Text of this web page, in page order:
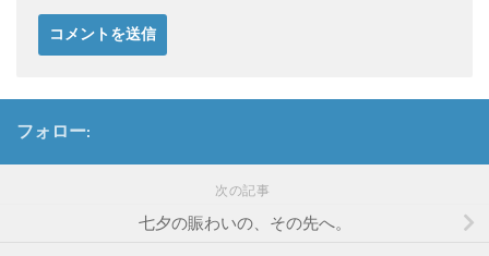
フォロー:
次の記事
七夕の賑わいの、その先へ。